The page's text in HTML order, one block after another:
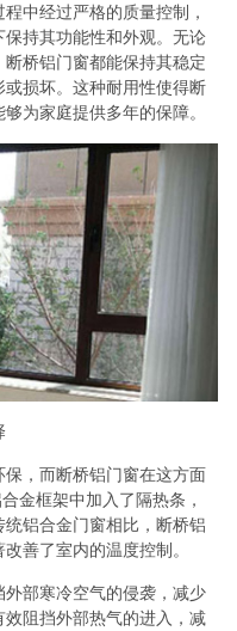
中经过严格的质量控制，
持其功能性和外观。无论
桥铝门窗都能保持其稳定
损坏。这种耐用性使得断
为家庭提供多年的保障。
，而断桥铝门窗在这方面
金框架中加入了隔热条，
铝合金门窗相比，断桥铝
善了室内的温度控制。
部寒冷空气的侵袭，减少
阻挡外部热气的进入，减